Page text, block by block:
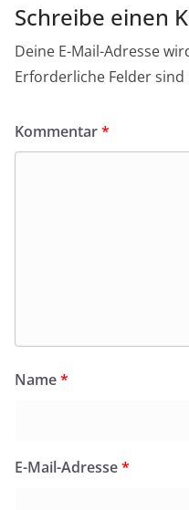
Schreibe einen
Deine E-Mail-Adresse
Erforderliche Felder
Kommentar*
Name*
E-Mail-Adresse*